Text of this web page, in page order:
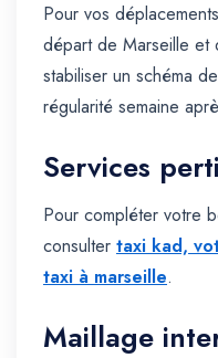
Pour vos
départ de Marseille et
stabiliser un schéma
régularité semaine
Services
Pour compléter votre
consulter taxi kad,
taxi à marseille.
Maillage